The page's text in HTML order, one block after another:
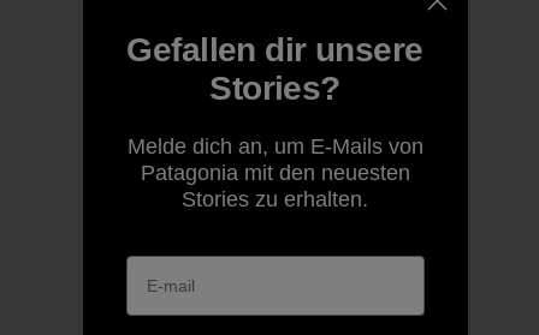
Gefallen dir unsere
Stories?
Melde dich an, um E-Mails von
Patagonia mit den neuesten
Stories zu erhalten.